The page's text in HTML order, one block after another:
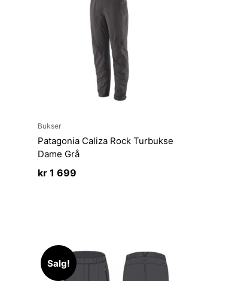
Bukser
Patagonia Caliza Rock Turbukse
Dame Grå
kr1 699
Salg!